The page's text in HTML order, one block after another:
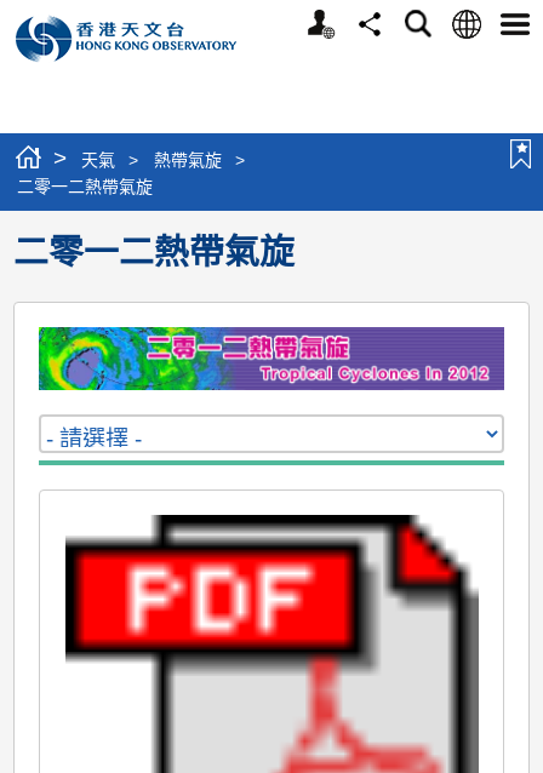
個
分
搜
語
選
> 天氣 > 熱帶氣旋
>
二零一二熱帶氣旋
二零一二熱帶氣旋